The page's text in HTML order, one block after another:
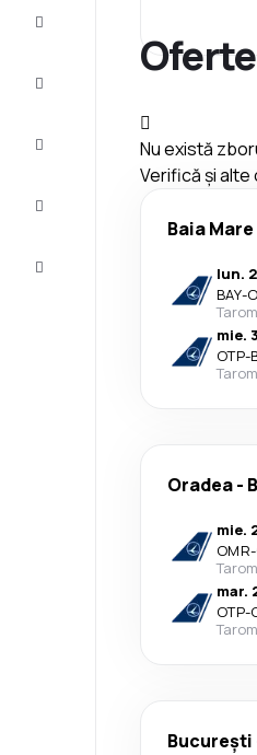
Nu există
Verifică și
Baia Mare
lun.
BAY-
Tarom
mie.
OTP-
Tarom
Oradea-
mie.
OMR-
Tarom
mar.
OTP-
Tarom
București